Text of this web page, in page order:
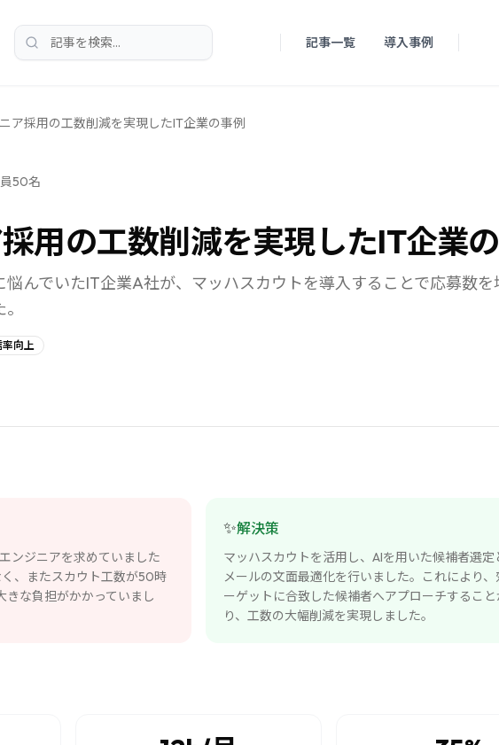
記事一覧 導入事例
ア採用の工数削減を実現したIT企業の事例
50名
用の工数削減を実現したIT企業
んでいたIT企業A社が、マッハスカウトを導入することで応募数を
率向上
ンジニアを求めていました
、またスカウト工数が50時
な負担がかかっていまし
✨解決策
マッハスカウトを活用し、AIを用いた候補者選定
メールの文面最適化を行いました。これにより、
ーゲットに合致した候補者へアプローチするこ
り、工数の大幅削減を実現しました。